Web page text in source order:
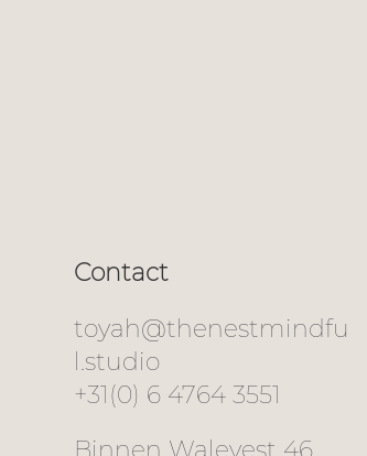
toyah@thenestmindfu
l.studio
+31(0) 6 4764 3551
Contact
Binnen Walevest 46